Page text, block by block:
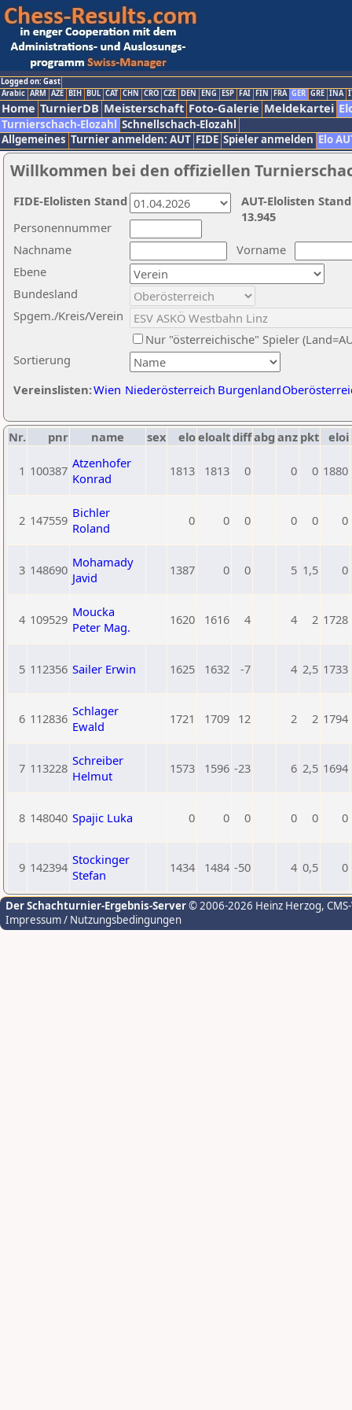
Logged on: Gast
Arabic ARM AZE BIH BUL CAT CHN CRO CZE DEN ENG ESP FAI FIN FRA GER GRE INA
Home TurnierDB Meisterschaft Foto-Galerie Meldekartei
Turnierschach-Elozahl Schnellschach-Elozahl
Allgemeines Turnier anmelden: AUT FIDE Spieler anmelden Elo
Willkommen bei den offiziellen
Nachname
Vorname
Ebene
Sortierung
Personennummer
Bundesland
Spgem./Kreis/Verein
Nur "österreichische" Spieler
Vereinslisten:Wien Niederösterreich Burgenland
AUT-Elolisten
13.945
FIDE-Elolisten Stand
Nr. pnr name sex eloeloaltdiffabg anz pkt eloi
1 100387 Atzenhofer
Konrad
1813 1813 0 0 0 1880
2 147559 Bichler
Roland
0 0 0 0 0 0
3 148690 Mohamady
Javid
1387 0 0 5 1,5 0
4 109529 Moucka
Peter Mag.
1620 1616 4 4 2 1728
5 112356 Sailer Erwin 1625 1632 -7 4 2,5 1733
6 112836 Schlager
Ewald
1721 1709 12 2 2 1794
7 113228 Schreiber
Helmut
1573 1596 -23 6 2,5 1694
8 148040 Spajic Luka 0 0 0 0 0 0
9 142394 Stockinger
Stefan
1434 1484 -50 4 0,5 0
Der Schachturnier-Ergebnis-Server© 2006-2026 Heinz Herzog,
Impressum / Nutzungsbedingungen